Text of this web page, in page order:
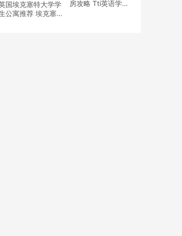
国埃克塞特大学学
公寓推荐 埃克塞
房攻略 Tti英语学校